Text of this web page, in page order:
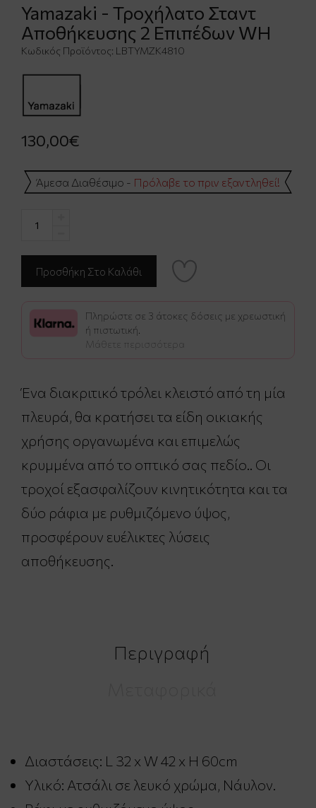
Yamazaki - Τροχήλατο Σταντ
Αποθήκευσης 2 Επιπέδων WH
Κωδικός Προϊόντος: LBTYMZK4810
130,00€
Άμεσα Διαθέσιμο - Πρόλαβε το πριν εξαντληθεί!
Πληρώστε σε 3 άτοκες δόσεις με χρεωστική
ή πιστωτική.
Μάθετε περισσότερα
Ένα διακριτικό τρόλει κλειστό από τη μία
πλευρά, θα κρατήσει τα είδη οικιακής
χρήσης οργανωμένα και επιμελώς
κρυμμένα από το οπτικό σας πεδίο.. Οι
τροχοί εξασφαλίζουν κινητικότητα και τα
δύο ράφια με ρυθμιζόμενο ύψος,
προσφέρουν ευέλικτες λύσεις
αποθήκευσης.
Περιγραφή
Διαστάσεις: L 32 x W 42 x H 60cm
Υλικό: Ατσάλι σε λευκό χρώμα, Νάυλον.